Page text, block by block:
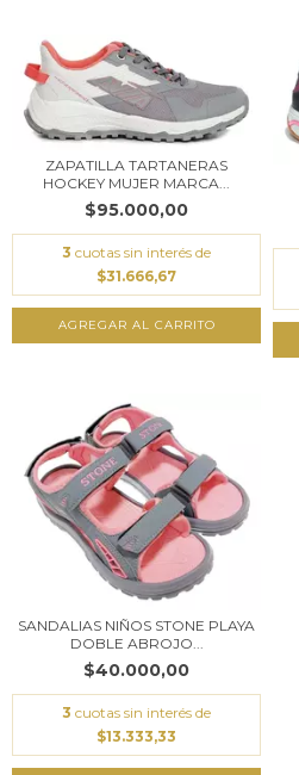
ZAPATILLA TARTANERAS
HOCKEY MUJER MARCA...
$95.000,00
3 cuotas sin interés de
$31.666,67
AGREGAR AL CARRITO
SANDALIAS NIÑOS STONE PLAYA
DOBLE ABROJO...
$40.000,00
3 cuotas sin interés de
$13.333,33